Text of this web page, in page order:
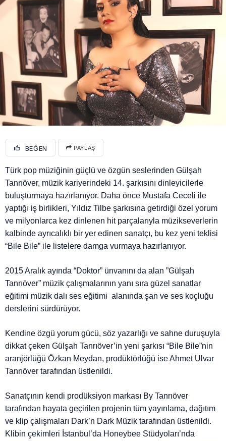
BEĞEN PAYLAŞ
Türk pop müziğinin güçlü ve özgün seslerinden Gülşah
Tanrıöver, müzik kariyerindeki 14. şarkısını dinleyicilerle
buluşturmaya hazırlanıyor. Daha önce Mustafa Ceceli ile
yaptığı iş birlikleri, Yıldız Tilbe şarkısına getirdiği özel yorum
ve milyonlarca kez dinlenen hit parçalarıyla müzikseverlerin
kalbinde ayrıcalıklı bir yer edinen sanatçı, bu kez yeni teklisi
“Bile Bile” ile listelere damga vurmaya hazırlanıyor.
2015 Aralık ayında “Doktor” ünvanını da alan ”Gülşah
Tanrıöver” müzik çalışmalarının yanı sıra güzel sanatlar
eğitimi müzik dalı ses eğitimi alanında şan ve ses koçluğu
derslerini sürdürüyor.
Kendine özgü yorum gücü, söz yazarlığı ve sahne duruşuyla
dikkat çeken Gülşah Tanrıöver’in yeni şarkısı “Bile Bile”nin
aranjörlüğü Özkan Meydan, prodüktörlüğü ise Ahmet Ulvar
Tanrıöver tarafından üstlenildi.
Sanatçının kendi prodüksiyon markası By Tanrıöver
tarafından hayata geçirilen projenin tüm yayınlama, dağıtım
ve klip çalışmaları Dark’n Dark Müzik tarafından üstlenildi.
Klibin çekimleri İstanbul’da Honeybee Stüdyoları’nda